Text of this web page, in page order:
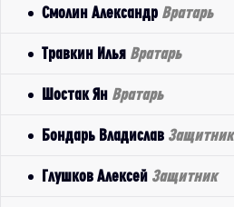
Смолин Александр Вратарь
Травкин Илья Вратарь
Шостак Ян Вратарь
Бондарь Владислав Защитник
Глушков Алексей Защитник